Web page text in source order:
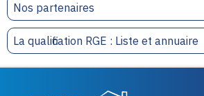
Nos partenaires
La qualification RGE : Liste et annuaire